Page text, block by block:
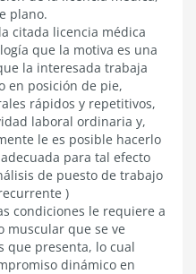
plano.
citada licencia médica
que la motiva es una
la interesada trabaja
en posición de pie,
rápidos y repetitivos,
laboral ordinaria y,
le es posible hacerlo
para tal efecto
de puesto de trabajo
)
condiciones le requiere a
muscular que se ve
que presenta, lo cual
dinámico en